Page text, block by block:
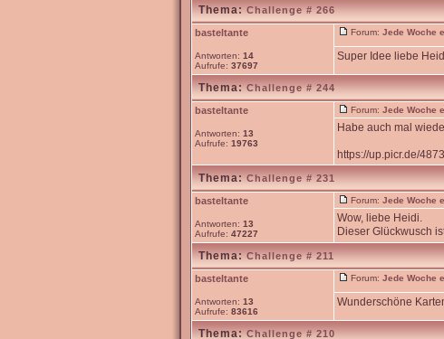
Thema:Challenge # 266
basteltante
Antworten: 14
Aufrufe: 37697
Forum: Jede Woche
Super Idee liebe
Thema:Challenge # 244
basteltante
Antworten: 13
Aufrufe: 19763
Forum: Jede Woche
Habe auch mal
https://up.picr.de/
Thema:Challenge # 231
basteltante
Antworten: 13
Aufrufe: 47227
Forum: Jede Woche
Wow, liebe Heidi.
Dieser Glückwusch
Thema:Challenge # 211
basteltante
Antworten: 13
Aufrufe: 83616
Forum: Jede Woche
Wunderschöne
Thema:Challenge # 210